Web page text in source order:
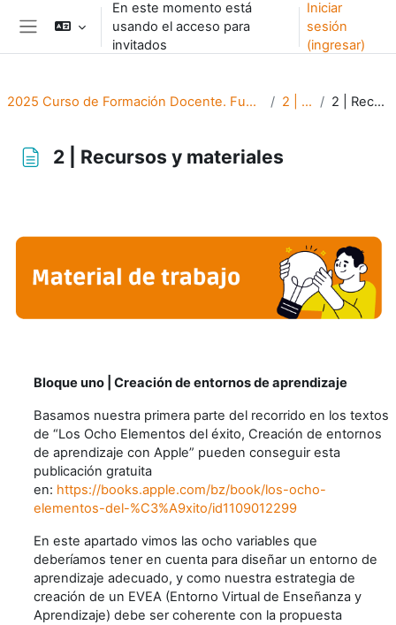
Saltar al contenido principal
Pánel lateral
En este momento está
usando el acceso para
invitados
Iniciar
sesión
(ingresar)
2025 Curso de Formación Docente. Fundamentos visuales y experiencia de usuario para moodle 4.0 2 | Contenidos 2 | Recursos y materiales
2 | Recursos y materiales
Bloque uno | Creación de entornos de aprendizaje
Basamos nuestra primera parte del recorrido en los textos
de “Los Ocho Elementos del éxito, Creación de entornos
de aprendizaje con Apple” pueden conseguir esta
publicación gratuita
en: https://books.apple.com/bz/book/los-ocho-
elementos-del-%C3%A9xito/id1109012299
En este apartado vimos las ocho variables que
deberíamos tener en cuenta para diseñar un entorno de
aprendizaje adecuado, y como nuestra estrategia de
creación de un EVEA (Entorno Virtual de Enseñanza y
Aprendizaje) debe ser coherente con la propuesta